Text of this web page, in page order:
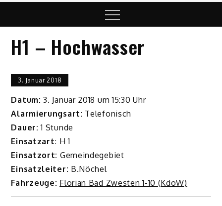
Menu
H1 – Hochwasser
3. Januar 2018
Datum: 3. Januar 2018 um 15:30 Uhr
Alarmierungsart: Telefonisch
Dauer: 1 Stunde
Einsatzart: H 1
Einsatzort: Gemeindegebiet
Einsatzleiter: B.Nöchel
Fahrzeuge: Florian Bad Zwesten 1-10 (KdoW)